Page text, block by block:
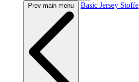
Prev main menu Basic Jersey Stoffe